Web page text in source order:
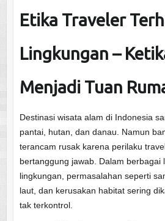
Etika Traveler
Lingkungan –
Menjadi Tuan
Destinasi wisata alam di Indonesia
pantai, hutan, dan danau. Namun
terancam rusak karena perilaku
bertanggung jawab. Dalam berbagai
lingkungan, permasalahan seperti
laut, dan kerusakan habitat sering
tak terkontrol.